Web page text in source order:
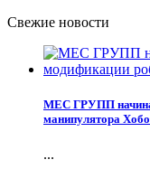
Свежие новости
МЕС ГРУПП
манипулятора
...